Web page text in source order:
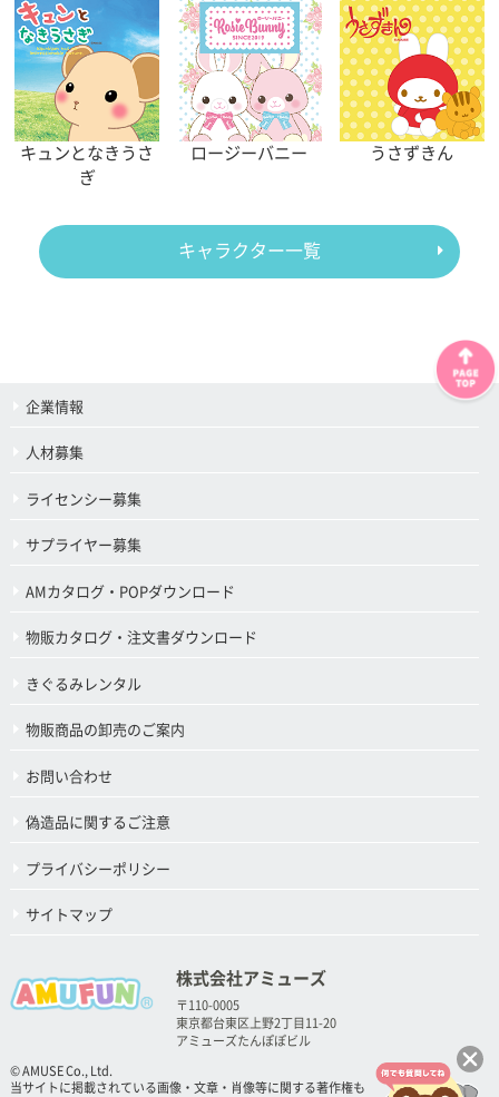
キュンとなきうさ
ぎ
ロージーバニー うさずきん
キャラクター一覧
企業情報
人材募集
ライセンシー募集
サプライヤー募集
AMカタログ・POPダウンロード
物販カタログ・注文書ダウンロード
きぐるみレンタル
物販商品の卸売のご案内
お問い合わせ
偽造品に関するご注意
プライバシーポリシー
サイトマップ
株式会社アミューズ
〒110-0005
東京都台東区上野2丁目11-20
アミューズたんぽぽビル
© AMUSE Co., Ltd.
当サイトに掲載されている画像・文章・肖像等に関する著作権も